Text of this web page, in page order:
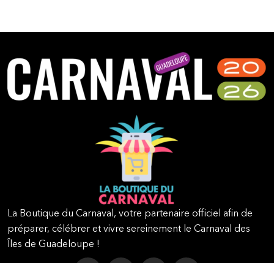
La Boutique du Carnaval, votre partenaire officiel afin de
préparer, célébrer et vivre sereinement le Carnaval des
Îles de Guadeloupe !